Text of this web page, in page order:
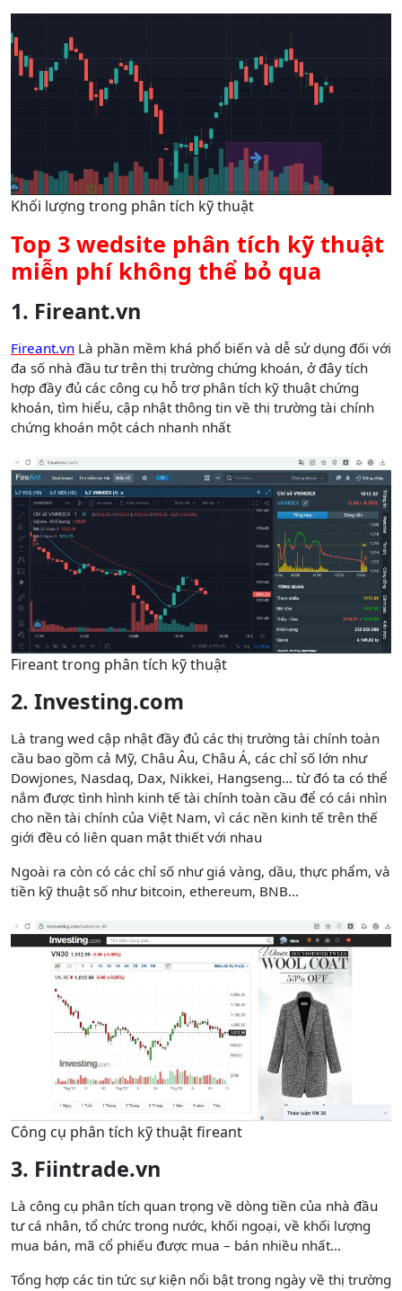
Khối lượng trong phân tích kỹ thuật
Top 3 wedsite phân tích kỹ thuật
miễn phí không thể bỏ qua
1. Fireant.vn
Fireant.vn Là phần mềm khá phổ biến và dễ sử dụng đối với
đa số nhà đầu tư trên thị trường chứng khoán, ở đây tích
hợp đầy đủ các công cụ hỗ trợ phân tích kỹ thuật chứng
khoán, tìm hiểu, cập nhật thông tin về thị trường tài chính
chứng khoán một cách nhanh nhất
Fireant trong phân tích kỹ thuật
2. Investing.com
Là trang wed cập nhật đầy đủ các thị trường tài chính toàn
cầu bao gồm cả Mỹ, Châu Âu, Châu Á, các chỉ số lớn như
Dowjones, Nasdaq, Dax, Nikkei, Hangseng… từ đó ta có thể
nắm được tình hình kinh tế tài chính toàn cầu để có cái nhìn
cho nền tài chính của Việt Nam, vì các nền kinh tế trên thế
giới đều có liên quan mật thiết với nhau
Ngoài ra còn có các chỉ số như giá vàng, dầu, thực phẩm, và
tiền kỹ thuật số như bitcoin, ethereum, BNB…
Công cụ phân tích kỹ thuật fireant
3. Fiintrade.vn
Là công cụ phân tích quan trọng về dòng tiền của nhà đầu
tư cá nhân, tổ chức trong nước, khối ngoại, về khối lượng
mua bán, mã cổ phiếu được mua – bán nhiều nhất…
Tổng hợp các tin tức sự kiện nổi bật trong ngày về thị trường